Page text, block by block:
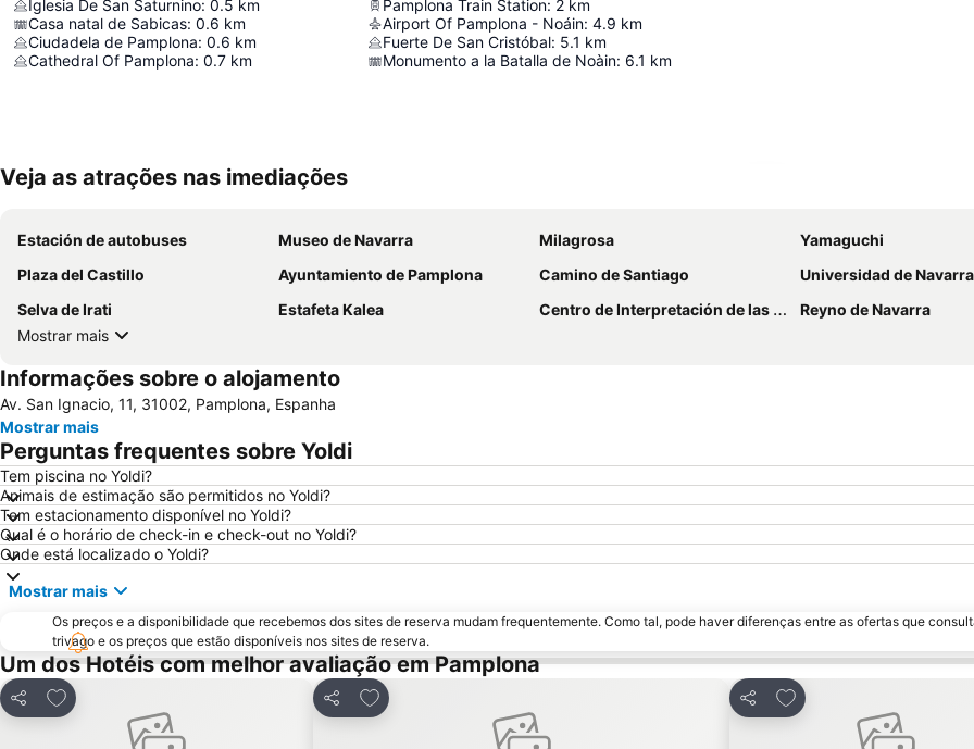
Iglesia De San Saturnino: 0.5 km
Casa natal de Sabicas: 0.6 km
Ciudadela de Pamplona: 0.6 km
Cathedral Of Pamplona: 0.7 km
Pamplona Train Station: 2 km
Airport Of Pamplona - Noáin: 4.9 km
Fuerte De San Cristóbal: 5.1 km
Monumento a la Batalla de Noàin: 6.1 km
Veja as atrações nas imediações
Estación de autobuses Museo de Navarra Milagrosa
Yamaguchi
Plaza del Castillo
Ayuntamiento de Pamplona Camino de Santiago
Universidad de Navarra
Selva de Irati
Estafeta Kalea Centro de Interpretación de las Fortificaciones de Pamplona
Reyno de Navarra
Mostrar mais
Informações sobre o alojamento
Av. San Ignacio, 11, 31002, Pamplona, Espanha
Mostrar mais
Perguntas frequentes sobre Yoldi
Tem piscina no Yoldi?
Animais de estimação são permitidos no Yoldi?
Tem estacionamento disponível no Yoldi?
Qual é o horário de check-in e check-out no Yoldi?
Onde está localizado o Yoldi?
Mostrar mais
Os preços e a disponibilidade que recebemos dos sites de reserva mudam frequentemente. Como tal, pode haver diferenças entre as ofertas que
trivago e os preços que estão disponíveis nos sites de reserva.
Um dos Hotéis com melhor avaliação em Pamplona
Partilhar
Adicionar aos favoritos
Partilhar
Adicionar aos favoritos
Partilhar
Adicionar aos favoritos